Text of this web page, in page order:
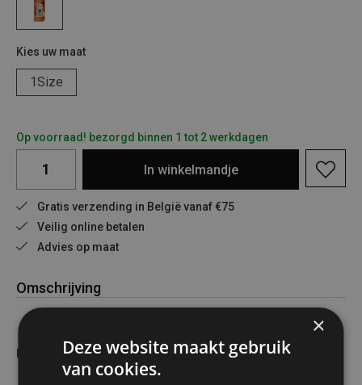
Kies uw maat
1Size
Op voorraad! bezorgd binnen 1 tot 2 werkdagen
In winkelmandje
Gratis verzending in België vanaf €75
Veilig online betalen
Advies op maat
Omschrijving
Betrouwbaar! 🔥
×
Deze website maakt gebruik
van cookies.